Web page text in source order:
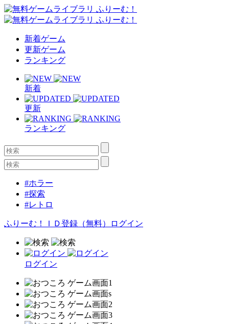
新着ゲーム
更新ゲーム
ランキング
新着
更新
ランキング
#ホラー
#探索
#レトロ
ふりーむ！ＩＤ登録（無料） ログイン
ログイン